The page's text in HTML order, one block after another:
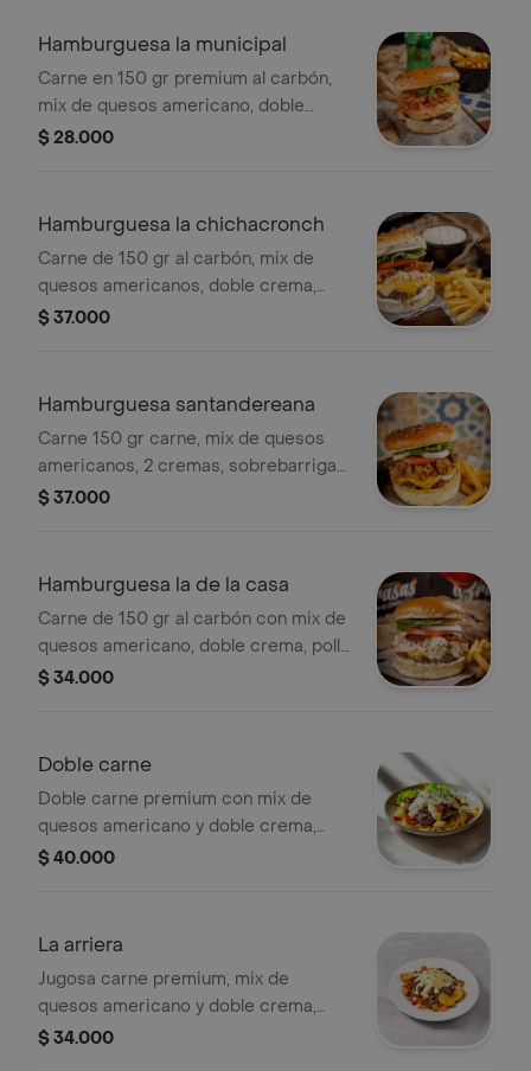
en 150 gr.
Hamburguesa la municipal
Carne en 150 gr premium al carbón,
mix de quesos americano, doble
crema, tocineta ahumada, vegetales
$ 28.000
Hamburguesa la chichacronch
Carne de 150 gr al carbón, mix de
quesos americanos, doble crema,
chicharrón, ensalada de repollo, salsa
gr.
$ 37.000
Hamburguesa santandereana
Carne 150 gr carne, mix de quesos
americanos, 2 cremas, sobrebarriga
en hogao, arepa de maíz, tártara, salsa
gr.
$ 37.000
Hamburguesa la de la casa
Carne de 150 gr al carbón con mix de
quesos americano, doble crema, pollo
asado, tártara, salsa de piña,
$ 34.000
Doble carne
Doble carne premium con mix de
quesos americano y doble crema,
tocineta ahumada, salsa tártara y
$ 40.000
La arriera
Jugosa carne premium, mix de
quesos americano y doble crema,
carne desmechada cubierta de
$ 34.000